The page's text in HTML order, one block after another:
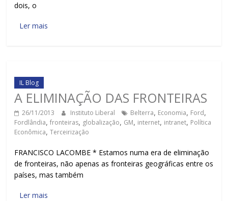
dois, o
Ler mais
IL Blog
A ELIMINAÇÃO DAS FRONTEIRAS
26/11/2013 Instituto Liberal Belterra, Economia, Ford,
Fordlândia,fronteiras, globalização, GM, internet, intranet, Política
Econômica,Terceirização
FRANCISCO LACOMBE * Estamos numa era de eliminação
de fronteiras, não apenas as fronteiras geográficas entre os
países, mas também
Ler mais